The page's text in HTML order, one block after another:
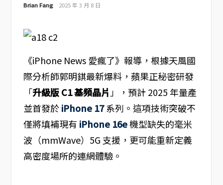
Brian Fang 2025 年 3 月 8 日
《iPhone News 愛瘋了》報導，根據天風國
際分析師郭明錤最新爆料，蘋果正秘密研發
「升級版 C1 基頻晶片」，預計 2025 年量產
並首發於iPhone 17系列。這項技術突破不
僅將填補現有 iPhone 16e機型缺失的毫米
波（mmWave）5G 支援，更可能重新定義
高密度場所的連網體驗。